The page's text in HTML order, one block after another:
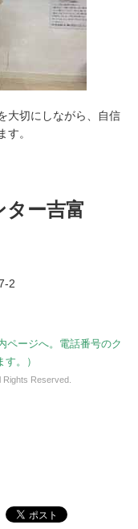
大切にしながら、自信
す。
ター吉富
2
ページへ。電話番号のク
。）
Reserved.